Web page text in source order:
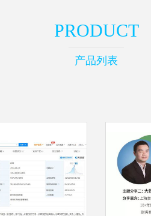
PRODUCT
产品列表